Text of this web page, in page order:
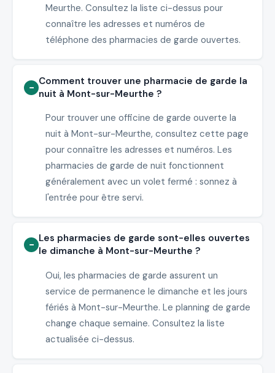
Meurthe. Consultez la liste ci-dessus pour
connaître les adresses et numéros de
téléphone des pharmacies de garde ouvertes.
Comment trouver une pharmacie de garde la
nuit à Mont-sur-Meurthe ?
Pour trouver une officine de garde ouverte la
nuit à Mont-sur-Meurthe, consultez cette page
pour connaître les adresses et numéros. Les
pharmacies de garde de nuit fonctionnent
généralement avec un volet fermé : sonnez à
l'entrée pour être servi.
Les pharmacies de garde sont-elles ouvertes
le dimanche à Mont-sur-Meurthe ?
Oui, les pharmacies de garde assurent un
service de permanence le dimanche et les jours
fériés à Mont-sur-Meurthe. Le planning de garde
change chaque semaine. Consultez la liste
actualisée ci-dessus.